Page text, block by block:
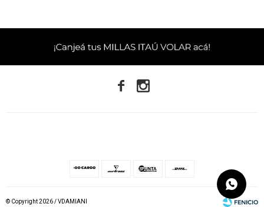
 
© Copyright 2026 / VDAMIANI